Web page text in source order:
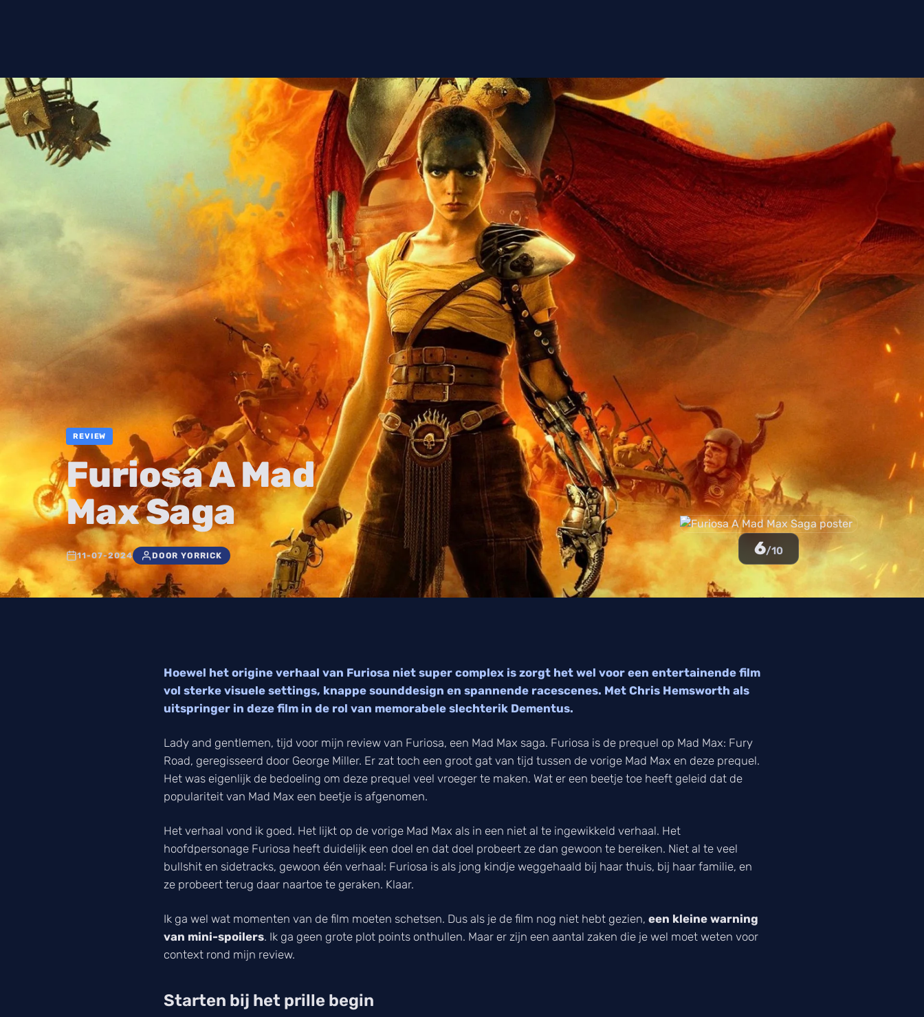
REVIEW
Furiosa A Mad
Max Saga
11-07-2024 DOOR YORRICK 6/10
Hoewel het origine verhaal van Furiosa niet super complex is zorgt het wel voor een entertainende film
vol sterke visuele settings, knappe sounddesign en spannende racescenes. Met Chris Hemsworth als
uitspringer in deze film in de rol van memorabele slechterik Dementus.
Lady and gentlemen, tijd voor mijn review van Furiosa, een Mad Max saga. Furiosa is de prequel op Mad Max: Fury
Road, geregisseerd door George Miller. Er zat toch een groot gat van tijd tussen de vorige Mad Max en deze prequel.
Het was eigenlijk de bedoeling om deze prequel veel vroeger te maken. Wat er een beetje toe heeft geleid dat de
populariteit van Mad Max een beetje is afgenomen.
Het verhaal vond ik goed. Het lijkt op de vorige Mad Max als in een niet al te ingewikkeld verhaal. Het
hoofdpersonage Furiosa heeft duidelijk een doel en dat doel probeert ze dan gewoon te bereiken. Niet al te veel
bullshit en sidetracks, gewoon één verhaal: Furiosa is als jong kindje weggehaald bij haar thuis, bij haar familie, en
ze probeert terug daar naartoe te geraken. Klaar.
Ik ga wel wat momenten van de film moeten schetsen. Dus als je de film nog niet hebt gezien, een kleine warning
van mini-spoilers. Ik ga geen grote plot points onthullen. Maar er zijn een aantal zaken die je wel moet weten voor
context rond mijn review.
Starten bij het prille begin